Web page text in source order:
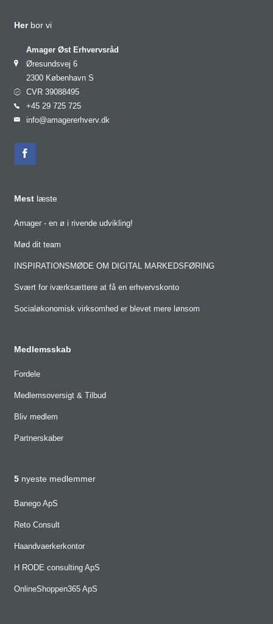
Her bor vi
Amager Øst Erhvervsråd
Øresundsvej 6
2300 København S
CVR 39088495
+45 29 725 725
info@amagererhverv.dk
Mest læste
Amager - en ø i rivende udvikling!
Mød dit team
INSPIRATIONSMØDE OM DIGITAL MARKEDSFØRING
Svært for iværksættere at få en erhvervskonto
Socialøkonomisk virksomhed er blevet mere lønsom
Medlemsskab
Fordele
Medlemsoversigt & Tilbud
Bliv medlem
Partnerskaber
5 nyeste medlemmer
Banego ApS
Reto Consult
Haandvaerkerkontor
H RODE consulting ApS
OnlineShoppen365 ApS